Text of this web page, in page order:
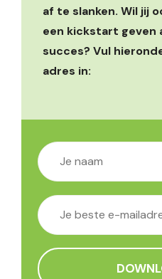
af te slanken. Wil jij
een kickstart geven
succes? Vul
adres in: